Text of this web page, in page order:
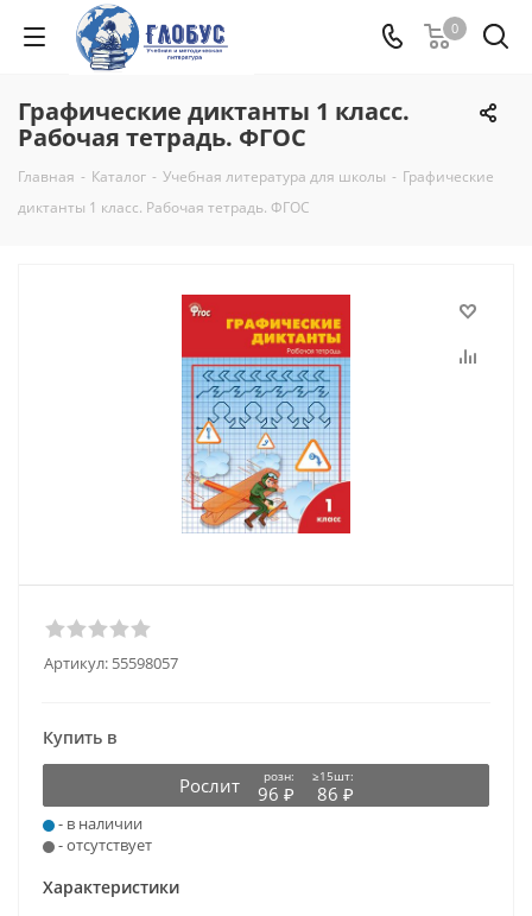
0
Графические диктанты 1 класс.
Рабочая тетрадь. ФГОС
Главная - Каталог - Учебная литература для школы - Графические
диктанты 1 класс. Рабочая тетрадь. ФГОС
Артикул: 55598057
Купить в
Рослит розн: ≥15шт:
96 ₽ 86 ₽
- в наличии
- отсутствует
Характеристики